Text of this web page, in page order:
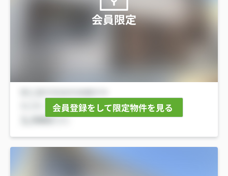
会員限定
会員登録をして限定物件を見る